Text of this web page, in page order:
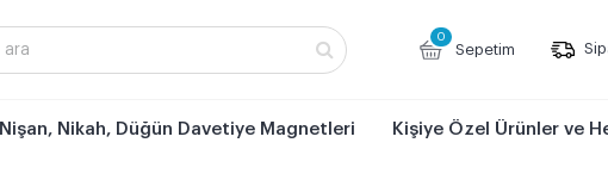
Sepetim
0
Nişan, Nikah, Düğün Davetiye Magnetleri Kişiye Özel Ürünler ve